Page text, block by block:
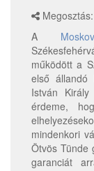
Megosztás:
A
működött a
első állandó
István
érdeme,
mindenkori
Ötvös Tünde
garanciát